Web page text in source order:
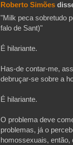
Roberto Simões
"Milk peca sobretudo
falo de Sant)"
É hilariante.
Has-de contar-me,
debruçar-se sobre a
É hilariante.
O problema deve
problemas, já o
homossexuais,